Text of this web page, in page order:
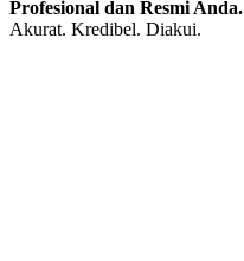
Profesional dan Resmi Anda.
Akurat. Kredibel. Diakui.